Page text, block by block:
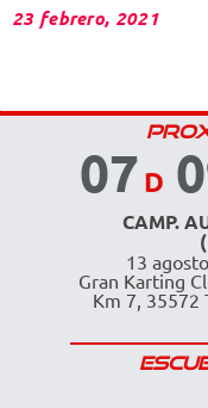
23 febrero, 2021
07 D
CAMP.
13
Gran Karting
Km 7, 35572